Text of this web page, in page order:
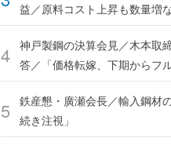
益／原料コスト上昇も数量増
神戸製鋼の決算会見／木本取
答／「価格転嫁、下期からフ
鉄産懇・廣瀬会長／輸入鋼材
続き注視」